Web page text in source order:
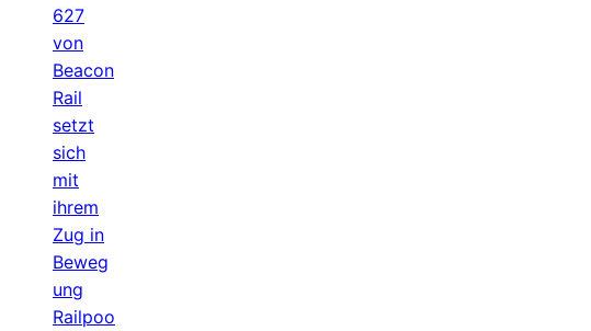
627
von
Beacon
Rail
setzt
sich
mit
ihrem
Zug in
Beweg
ung
Railpoo